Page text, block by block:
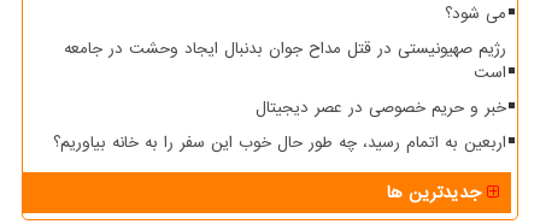
می شود؟
رژیم صهیونیستی در قتل مداح جوان بدنبال ایجاد وحشت در جامعه
است
خبر و حریم خصوصی در عصر دیجیتال
اربعین به اتمام رسید، چه طور حال خوب این سفر را به خانه بیاوریم؟
جدیدترین ها